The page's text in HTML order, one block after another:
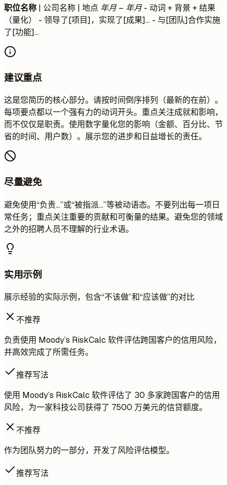
职位名称 | 公司名称 | 地点 年月 – 年月- 动词 + 背景 + 结果
（量化） - 领导了[项目]，实现了[成果]... - 与[团队]合作实施
了[功能]...
建议重点
这是您简历的核心部分。请按时间倒序排列（最新的在前）。
每项要点都以一个强有力的动词开头。重点关注成就和影响，
而不仅仅是职责。使用数字量化您的影响（金额、百分比、节
省的时间、用户数）。展示您的进步和日益增长的责任。
尽量避免
避免使用“负责...”或“被指派...”等被动语态。不要列出每一项日
常任务；重点关注重要的贡献和可衡量的结果。避免您的领域
之外的招聘人员不理解的行业术语。
实用示例
展示经验的实际示例，包含“不该做”和“应该做”的对比
不推荐
负责使用 Moody’s RiskCalc 软件评估跨国客户的信用风险，
并高效完成了所需任务。
推荐写法
使用 Moody’s RiskCalc 软件评估了 30 多家跨国客户的信用
风险，为一家科技公司获得了 7500 万美元的信贷额度。
不推荐
作为团队努力的一部分，开发了风险评估模型。
推荐写法